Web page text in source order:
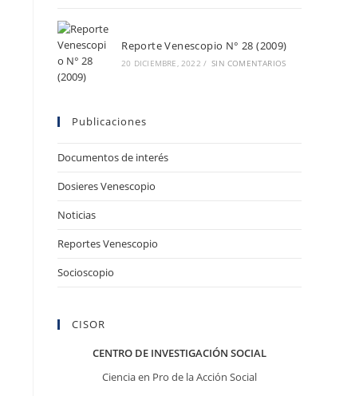
Reporte Venescopio N° 28 (2009)
20 DICIEMBRE, 2022 / SIN COMENTARIOS
Publicaciones
Documentos de interés
Dosieres Venescopio
Noticias
Reportes Venescopio
Socioscopio
CISOR
CENTRO DE INVESTIGACIÓN SOCIAL
Ciencia en Pro de la Acción Social